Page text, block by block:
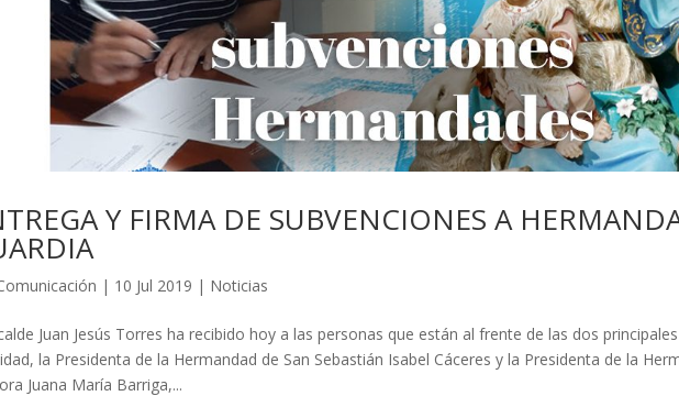
Y FIRMA DE SUBVENCIONES A
| 10 Jul 2019 | Noticias
Juan Jesús Torres ha recibido hoy a las personas que están al frente de las dos
la Presidenta de la Hermandad de San Sebastián Isabel Cáceres y la Presidenta de la
Juana María Barriga,...